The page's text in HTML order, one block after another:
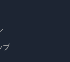
プ